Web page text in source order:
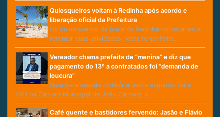
Quiosqueiros voltam à Redinha após acordo e
liberação oficial da Prefeitura
Os quiosqueiros da praia da Redinha começaram a
retomar suas atividades nesta terça-feira…
Vereador chama prefeita de “menina” e diz que
pagamento do 13º a contratados foi “demanda de
loucura”
Durante a sessão ordinária desta segunda-feira
(01) na Câmara Municipal de João Câmara, o…
Café quente e bastidores fervendo: Jasão e Flávio